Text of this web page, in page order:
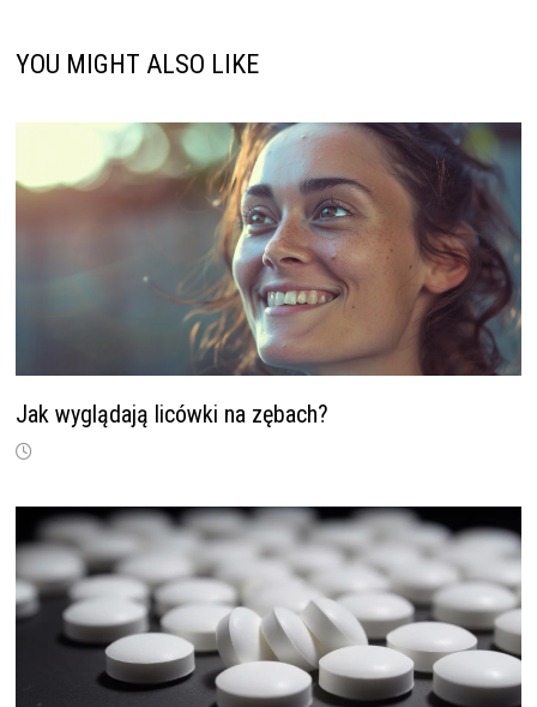
YOU MIGHT ALSO LIKE
Jak wyglądają licówki na zębach?